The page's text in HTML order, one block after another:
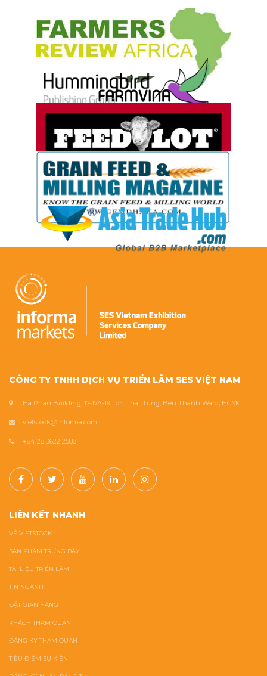
CÔNG TY TNHH DỊCH VỤ TRIỂN LÃM SES VIỆT NAM
Ha Phan Building, 17-17A-19 Ton That Tung, Ben Thanh Ward, HCMC
vietstock@informa.com
+84 28 3622 2588
LIÊN KẾT NHANH
VỀ VIETSTOCK
SẢN PHẨM TRƯNG BÀY
TÀI LIỆU TRIỂN LÃM
TIN NGÀNH
ĐẶT GIAN HÀNG
KHÁCH THAM QUAN
ĐĂNG KÝ THAM QUAN
TIÊU ĐIỂM SỰ KIỆN